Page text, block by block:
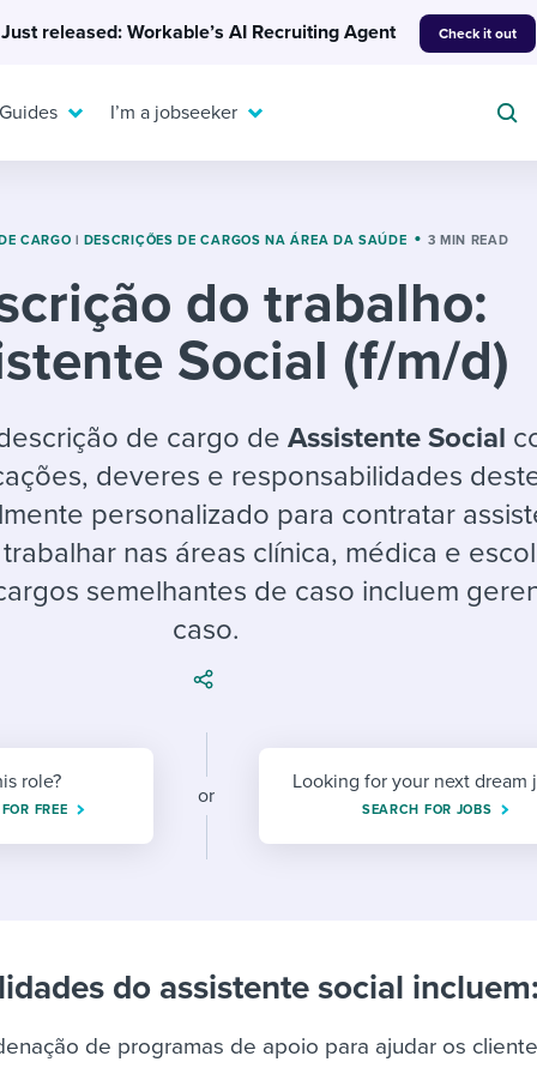
Just released: Workable’s AI Recruiting Agent Check it out
candidates
hiring pipelines
an employer brand
employee experiences
Or browse by
A flexible workplace
means new ways of
working. Pick up tips
and tricks for success.
Workable customer stories
templates
checklists
& reports
Academy
EXPERT INSIGHTS
Get insights, guidance,
the know.
Workable customer stories
I’m a jobseeker
resources
For your job search:
INTERVIEWS & ANSWERS
Typical interview
answers for each.
Workable customer stories
CARGO | DESCRIÇÕES DE CARGOS NA ÁREA DA SAÚDE 3 MIN READ
do trabalho:
Social (f/m/d)
de cargo de Assistente Social
deveres e responsabilidades
personalizado para contratar
nas áreas clínica, médica e
semelhantes de caso incluem
caso.
role?
FREE
or
Looking for your next dream
SEARCH FOR JOBS
do assistente social
de programas de apoio para ajudar os